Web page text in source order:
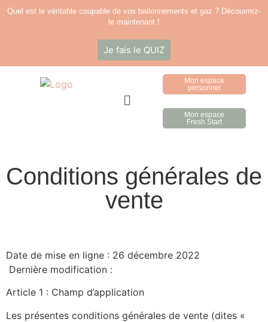
Quel est le véritable coupable de vos ballonnements et gaz ? Découvrez-
le maintenant !
Je fais le QUIZ
Mon espace
personnel
Mon espace
Fresh Start
Conditions générales de
vente
Date de mise en ligne : 26 décembre 2022
Dernière modification :
Article 1 : Champ d’application
Les présentes conditions générales de vente (dites «